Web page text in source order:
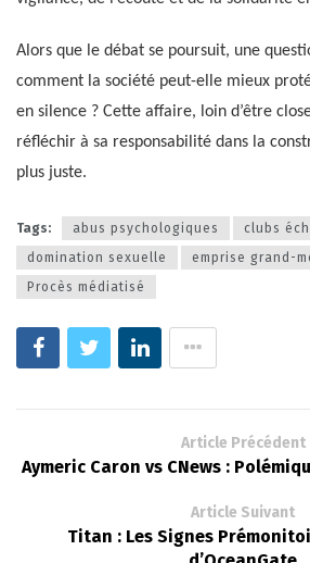
Alors que le débat se poursuit, une
comment la société peut-elle mieux
en silence ? Cette affaire, loin d’être
réfléchir à sa responsabilité dans la
plus juste.
Tags: abus psychologiques
clubs
domination sexuelle
emprise grand-
Procès médiatisé
Article Précédent
Aymeric Caron vs CNews :
Article Suivant
Titan : Les Signes